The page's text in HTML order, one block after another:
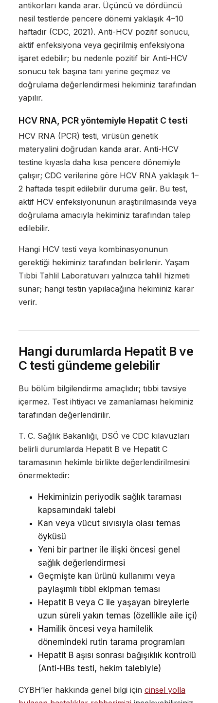
antikorları kanda arar. Üçüncü ve dördüncü
nesil testlerde pencere dönemi yaklaşık 4–10
haftadır (CDC, 2021). Anti-HCV pozitif sonucu,
aktif enfeksiyona veya geçirilmiş enfeksiyona
işaret edebilir; bu nedenle pozitif bir Anti-HCV
sonucu tek başına tanı yerine geçmez ve
doğrulama değerlendirmesi hekiminiz tarafından
yapılır.
HCV RNA, PCR yöntemiyle Hepatit C testi
HCV RNA (PCR) testi, virüsün genetik
materyalini doğrudan kanda arar. Anti-HCV
testine kıyasla daha kısa pencere dönemiyle
çalışır; CDC verilerine göre HCV RNA yaklaşık 1–
2 haftada tespit edilebilir duruma gelir. Bu test,
aktif HCV enfeksiyonunun araştırılmasında veya
doğrulama amacıyla hekiminiz tarafından talep
edilebilir.
Hangi HCV testi veya kombinasyonunun
gerektiği hekiminiz tarafından belirlenir. Yaşam
Tıbbi Tahlil Laboratuvarı yalnızca tahlil hizmeti
sunar; hangi testin yapılacağına hekiminiz karar
verir.
Hangi durumlarda Hepatit B ve
C testi gündeme gelebilir
Bu bölüm bilgilendirme amaçlıdır; tıbbi tavsiye
içermez. Test ihtiyacı ve zamanlaması hekiminiz
tarafından değerlendirilir.
T. C. Sağlık Bakanlığı, DSÖ ve CDC kılavuzları
belirli durumlarda Hepatit B ve Hepatit C
taramasının hekimle birlikte değerlendirilmesini
önermektedir:
Hekiminizin periyodik sağlık taraması
kapsamındaki talebi
Kan veya vücut sıvısıyla olası temas
öyküsü
Yeni bir partner ile ilişki öncesi genel
sağlık değerlendirmesi
Geçmişte kan ürünü kullanımı veya
paylaşımlı tıbbi ekipman teması
Hepatit B veya C ile yaşayan bireylerle
uzun süreli yakın temas (özellikle aile içi)
Hamilik öncesi veya hamilelik
dönemindeki rutin tarama programları
Hepatit B aşısı sonrası bağışıklık kontrolü
(Anti-HBs testi, hekim talebiyle)
CYBH’ler hakkında genel bilgi için cinsel yolla